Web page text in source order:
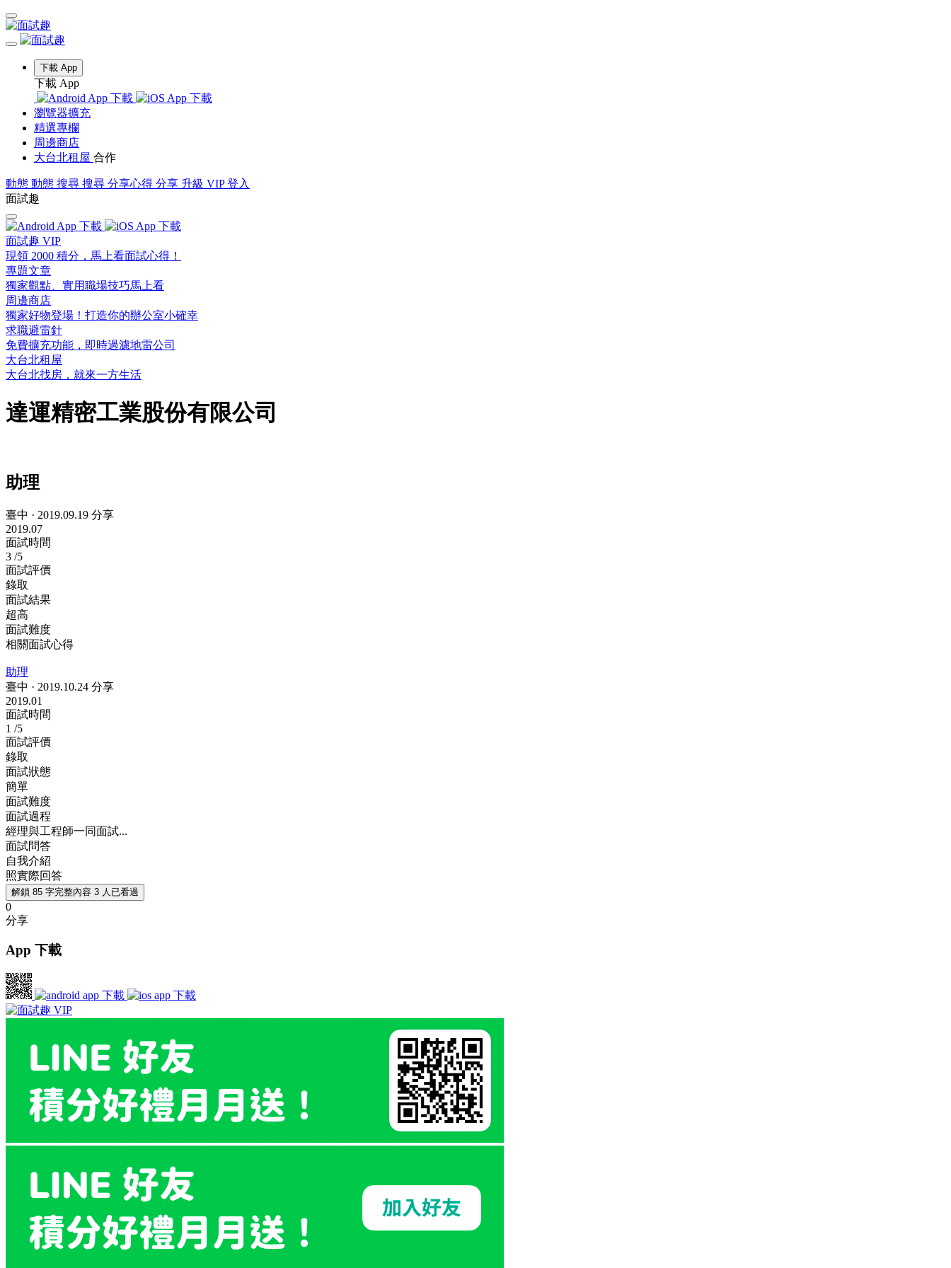
下載 App
下載 App
瀏覽器擴充
精選專欄
周邊商店
大台北租屋 合作
動態 動態 搜尋 搜尋 分享心得 分享 升級 VIP 登入
面試趣
面試趣 VIP
現領 2000 積分，馬上看面試心得！
專題文章
獨家觀點、實用職場技巧馬上看
周邊商店
獨家好物登場！打造你的辦公室小確幸
求職避雷針
免費擴充功能，即時過濾地雷公司
大台北租屋
大台北找房，就來一方生活
達運精密工業股份有限公司
助理
臺中 · 2019.09.19 分享
2019.07
面試時間
3 /5
面試評價
錄取
面試結果
超高
面試難度
相關面試心得
助理
臺中 · 2019.10.24 分享
2019.01
面試時間
1 /5
面試評價
錄取
面試狀態
簡單
面試難度
面試過程
經理與工程師一同面試...
面試問答
自我介紹
照實際回答
解鎖 85 字完整內容 3 人已看過
0
分享
App 下載